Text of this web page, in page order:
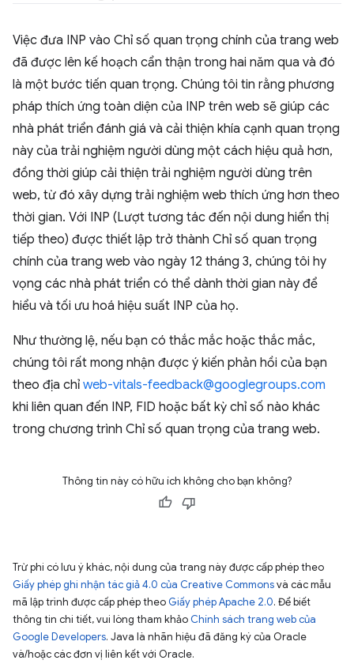
Việc đưa INP vào Chỉ số quan trọng chính của trang web
đã được lên kế hoạch cẩn thận trong hai năm qua và đó
là một bước tiến quan trọng. Chúng tôi tin rằng phương
pháp thích ứng toàn diện của INP trên web sẽ giúp các
nhà phát triển đánh giá và cải thiện khía cạnh quan trọng
này của trải nghiệm người dùng một cách hiệu quả hơn,
đồng thời giúp cải thiện trải nghiệm người dùng trên
web, từ đó xây dựng trải nghiệm web thích ứng hơn theo
thời gian. Với INP (Lượt tương tác đến nội dung hiển thị
tiếp theo) được thiết lập trở thành Chỉ số quan trọng
chính của trang web vào ngày 12 tháng 3, chúng tôi hy
vọng các nhà phát triển có thể dành thời gian này để
hiểu và tối ưu hoá hiệu suất INP của họ.
Như thường lệ, nếu bạn có thắc mắc hoặc thắc mắc,
chúng tôi rất mong nhận được ý kiến phản hồi của bạn
theo địa chỉ web-vitals-feedback@googlegroups.com
khi liên quan đến INP, FID hoặc bất kỳ chỉ số nào khác
trong chương trình Chỉ số quan trọng của trang web.
Thông tin này có hữu ích không cho bạn không?
Trừ phi có lưu ý khác, nội dung của trang này được cấp phép theo
Giấy phép ghi nhận tác giả 4.0 của Creative Commonsvà các mẫu
mã lập trình được cấp phép theo Giấy phép Apache 2.0. Để biết
thông tin chi tiết, vui lòng tham khảo Chính sách trang web của
Google Developers. Java là nhãn hiệu đã đăng ký của Oracle
và/hoặc các đơn vị liên kết với Oracle.